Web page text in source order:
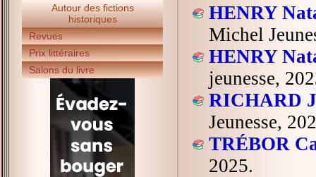
Autour des fictions
historiques
Revues
Prix littéraires
Salons du livre
HENRY
Michel
HENRY
jeunesse,
RICHARD
Jeunesse,
TRÉBOR
2025.